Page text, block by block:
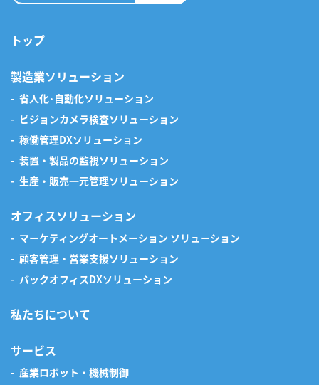
トップ
製造業ソリューション
省人化･自動化ソリューション
ビジョンカメラ検査ソリューション
稼働管理DXソリューション
装置・製品の監視ソリューション
生産・販売一元管理ソリューション
オフィスソリューション
マーケティングオートメーション ソリューション
顧客管理・営業支援ソリューション
バックオフィスDXソリューション
私たちについて
サービス
産業ロボット・機械制御